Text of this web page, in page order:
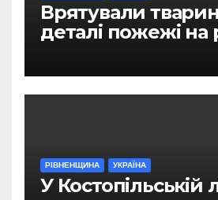
Врятували тварин
деталі пожежі на
РІВНЕНЩИНА УКРАЇНА
У Костопільській